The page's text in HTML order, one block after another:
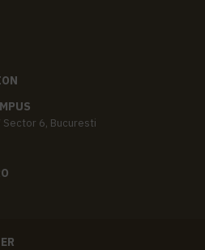
Sector 6, Bucuresti